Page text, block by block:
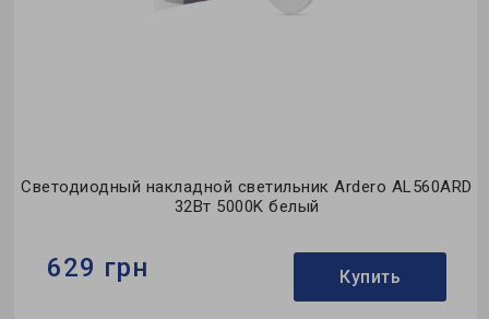
Светодиодный накладной светильник Ardero AL560ARD
32Вт 5000K белый
629 грн Купить